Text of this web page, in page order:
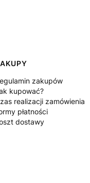
zakupów
kupować?
realizacji zamówienia
płatności
dostawy